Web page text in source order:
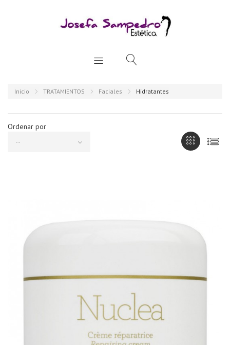
Inicio TRATAMIENTOS Faciales Hidratantes
Ordenar por
--